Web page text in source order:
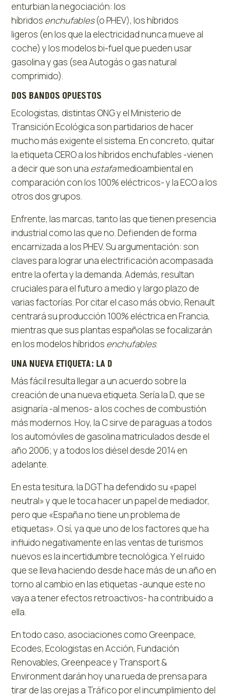
enturbian la negociación: los
híbridos enchufables(o PHEV), los híbridos
ligeros (en los que la electricidad nunca mueve al
coche) y los modelos bi-fuel que pueden usar
gasolina y gas (sea Autogás o gas natural
comprimido).
DOS BANDOS OPUESTOS
Ecologistas, distintas ONG y el Ministerio de
Transición Ecológica son partidarios de hacer
mucho más exigente el sistema. En concreto, quitar
la etiqueta CERO a los híbridos enchufables -vienen
a decir que son una estafamedioambiental en
comparación con los 100% eléctricos- y la ECO a los
otros dos grupos.
Enfrente, las marcas, tanto las que tienen presencia
industrial como las que no. Defienden de forma
encarnizada a los PHEV. Su argumentación: son
claves para lograr una electrificación acompasada
entre la oferta y la demanda. Además, resultan
cruciales para el futuro a medio y largo plazo de
varias factorías. Por citar el caso más obvio, Renault
centrará su producción 100% eléctrica en Francia,
mientras que sus plantas españolas se focalizarán
en los modelos híbridos enchufables.
UNA NUEVA ETIQUETA: LA D
Más fácil resulta llegar a un acuerdo sobre la
creación de una nueva etiqueta. Sería la D, que se
asignaría -al menos- a los coches de combustión
más modernos. Hoy, la C sirve de paraguas a todos
los automóviles de gasolina matriculados desde el
año 2006; y a todos los diésel desde 2014 en
adelante.
En esta tesitura, la DGT ha defendido su «papel
neutral» y que le toca hacer un papel de mediador,
pero que «España no tiene un problema de
etiquetas». O sí, ya que uno de los factores que ha
influido negativamente en las ventas de turismos
nuevos es la incertidumbre tecnológica. Y el ruido
que se lleva haciendo desde hace más de un año en
torno al cambio en las etiquetas -aunque este no
vaya a tener efectos retroactivos- ha contribuido a
ella.
En todo caso, asociaciones como Greenpace,
Ecodes, Ecologistas en Acción, Fundación
Renovables, Greenpeace y Transport &
Environment darán hoy una rueda de prensa para
tirar de las orejas a Tráfico por el incumplimiento del